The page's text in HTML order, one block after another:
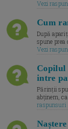
Vezi
Cum
După
spune prea
Vezi
Copilul
intre
Părinții
abținem,
raspunsuri